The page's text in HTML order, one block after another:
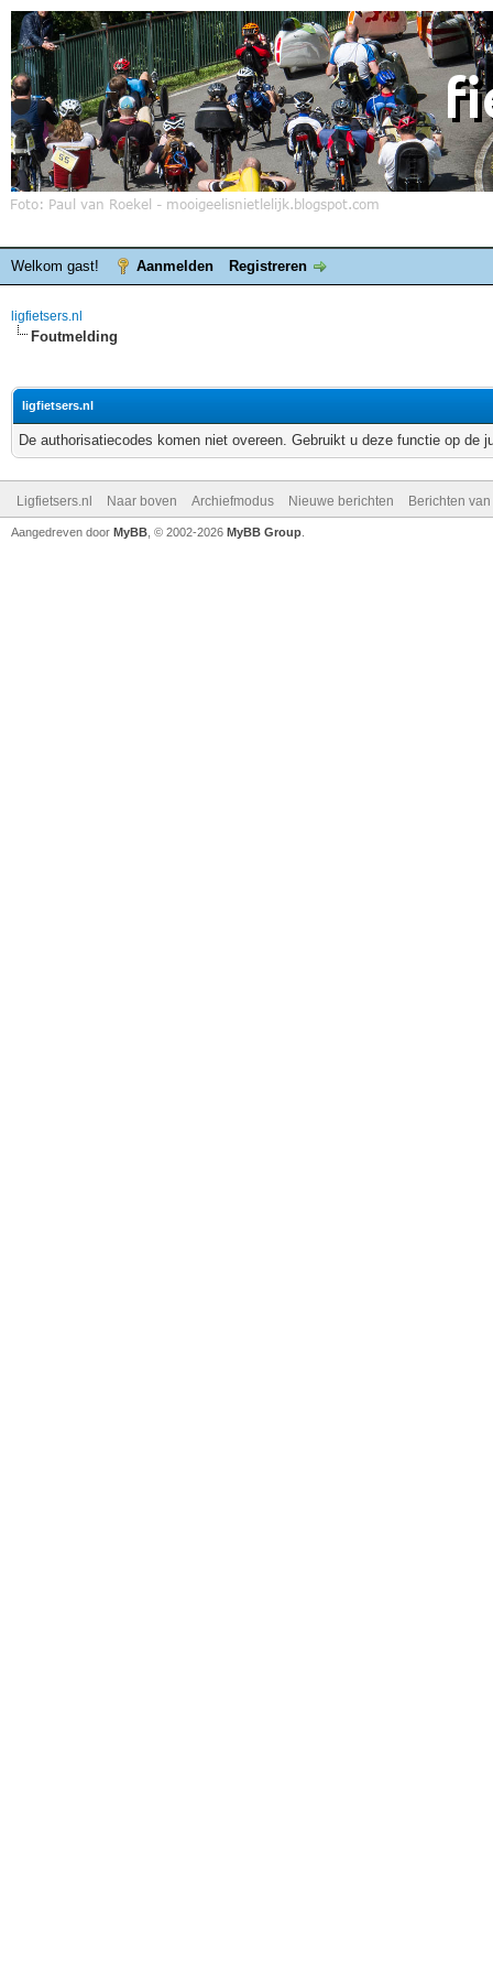
Welkom gast! Aanmelden Registreren
ligfietsers.nl
Foutmelding
ligfietsers.nl
De authorisatiecodes komen niet overeen. Gebruikt u deze functie op de
Ligfietsers.nl Naar boven Archiefmodus Nieuwe berichten Berichten
Aangedreven door MyBB , © 2002-2026 MyBB Group